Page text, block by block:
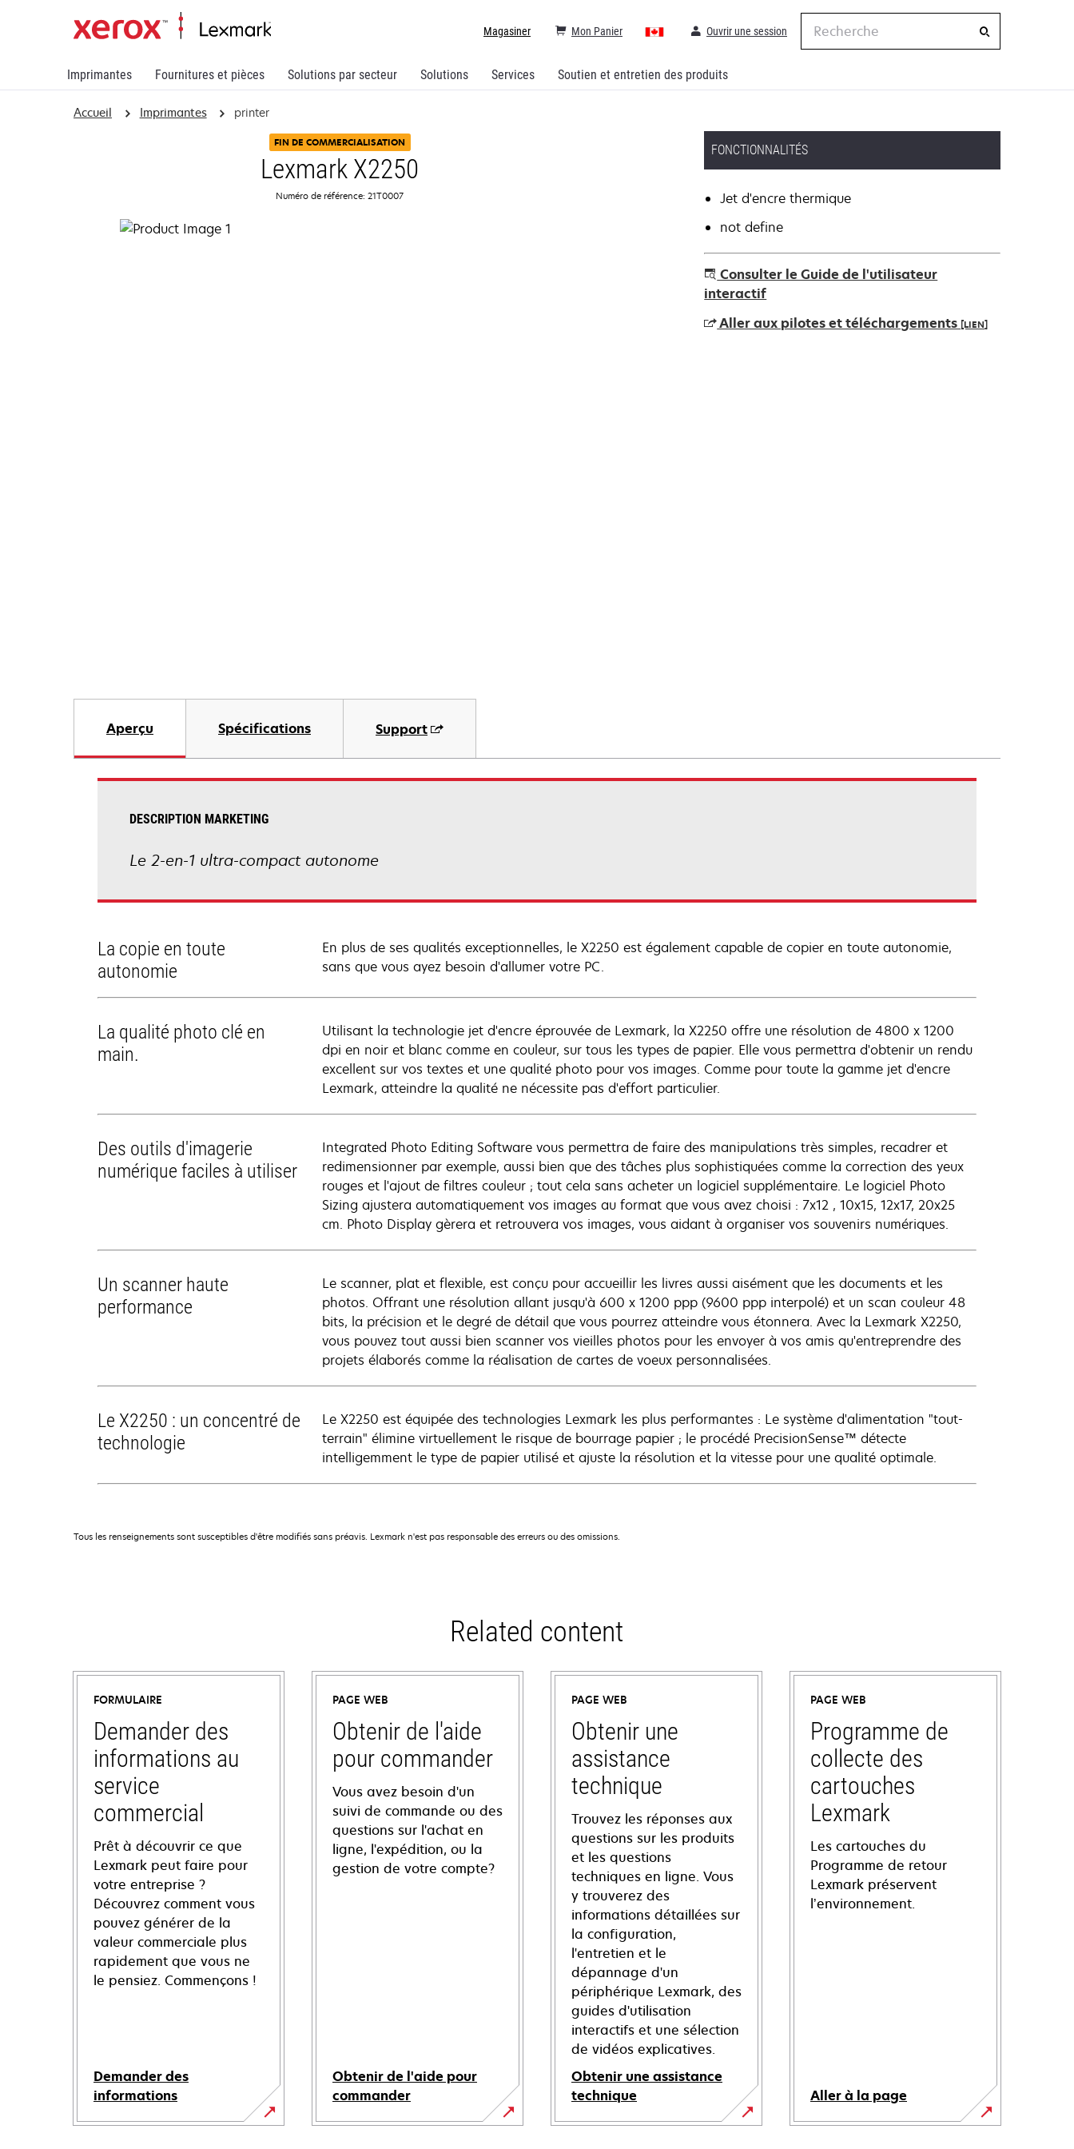
Imprimantes Fournitures et pièces Solutions par secteur Solutions Services Soutien et entretien des produits
Magasiner Mon Panier
Recherche
Ouvrir une session
Accueil Imprimantes printer
FIN DE COMMERCIALISATION
Lexmark X2250
Numéro de référence: 21T0007
FONCTIONNALITÉS
Jet d'encre thermique
not define
Consulter le Guide de l'utilisateur
interactif
Aller aux pilotes et téléchargements [LIEN]
Aperçu Spécifications Support
DESCRIPTION MARKETING
Le 2-en-1 ultra-compact autonome
La copie en toute
autonomie
En plus de ses qualités exceptionnelles, le X2250 est également capable de copier en toute autonomie,
sans que vous ayez besoin d'allumer votre PC.
La qualité photo clé en
main.
Utilisant la technologie jet d'encre éprouvée de Lexmark, la X2250 offre une résolution de 4800 x 1200
dpi en noir et blanc comme en couleur, sur tous les types de papier. Elle vous permettra d'obtenir un rendu
excellent sur vos textes et une qualité photo pour vos images. Comme pour toute la gamme jet d'encre
Lexmark, atteindre la qualité ne nécessite pas d'effort particulier.
Des outils d'imagerie
numérique faciles à utiliser
Integrated Photo Editing Software vous permettra de faire des manipulations très simples, recadrer et
redimensionner par exemple, aussi bien que des tâches plus sophistiquées comme la correction des yeux
rouges et l'ajout de filtres couleur ; tout cela sans acheter un logiciel supplémentaire. Le logiciel Photo
Sizing ajustera automatiquement vos images au format que vous avez choisi : 7x12 , 10x15, 12x17, 20x25
cm. Photo Display gèrera et retrouvera vos images, vous aidant à organiser vos souvenirs numériques.
Un scanner haute
performance
Le scanner, plat et flexible, est conçu pour accueillir les livres aussi aisément que les documents et les
photos. Offrant une résolution allant jusqu'à 600 x 1200 ppp (9600 ppp interpolé) et un scan couleur 48
bits, la précision et le degré de détail que vous pourrez atteindre vous étonnera. Avec la Lexmark X2250,
vous pouvez tout aussi bien scanner vos vieilles photos pour les envoyer à vos amis qu'entreprendre des
projets élaborés comme la réalisation de cartes de voeux personnalisées.
Le X2250 : un concentré de
technologie
Le X2250 est équipée des technologies Lexmark les plus performantes : Le système d'alimentation "tout-
terrain" élimine virtuellement le risque de bourrage papier ; le procédé PrecisionSense™ détecte
intelligemment le type de papier utilisé et ajuste la résolution et la vitesse pour une qualité optimale.
Tous les renseignements sont susceptibles d'être modifiés sans préavis. Lexmark n'est pas responsable des erreurs ou des omissions.
Related content
FORMULAIRE
Demander des
informations au
service
commercial
Prêt à découvrir ce que
Lexmark peut faire pour
votre entreprise ?
Découvrez comment vous
pouvez générer de la
valeur commerciale plus
rapidement que vous ne
le pensiez. Commençons !
Demander des
informations
PAGE WEB
Obtenir de l'aide
pour commander
Vous avez besoin d'un
suivi de commande ou des
questions sur l'achat en
ligne, l'expédition, ou la
gestion de votre compte?
Obtenir de l'aide pour
commander
PAGE WEB
Obtenir une
assistance
technique
Trouvez les réponses aux
questions sur les produits
et les questions
techniques en ligne. Vous
y trouverez des
informations détaillées sur
la configuration,
l'entretien et le
dépannage d'un
périphérique Lexmark, des
guides d'utilisation
interactifs et une sélection
de vidéos explicatives.
Obtenir une assistance
technique
s’ouvre
PAGE WEB
Programme de
collecte des
cartouches
Lexmark
Les cartouches du
Programme de retour
Lexmark préservent
l’environnement.
Aller à la page